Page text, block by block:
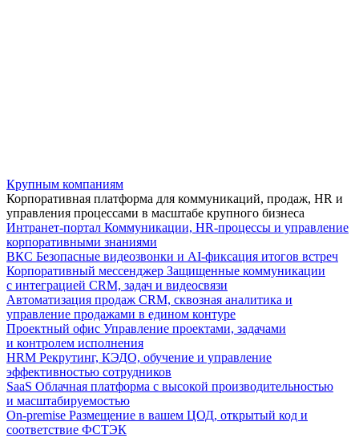
Крупным компаниям
Корпоративная платформа для коммуникаций, продаж, HR и
управления процессами в масштабе крупного бизнеса
Интранет-портал Коммуникации, HR-процессы и управление
корпоративными знаниями
ВКС Безопасные видеозвонки и AI-фиксация итогов встреч
Корпоративный мессенджер Защищенные коммуникации
с интеграцией CRM, задач и видеосвязи
Автоматизация продаж CRM, сквозная аналитика и
управление продажами в едином контуре
Проектный офис Управление проектами, задачами
и контролем исполнения
HRM Рекрутинг, КЭДО, обучение и управление
эффективностью сотрудников
SaaS Облачная платформа с высокой производительностью
и масштабируемостью
On-premise Размещение в вашем ЦОД, открытый код и
соответствие ФСТЭК